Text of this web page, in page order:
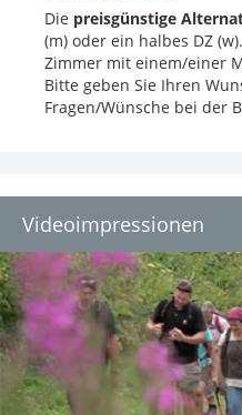
Die preisgünstige
(m) oder ein halbes DZ
Zimmer mit einem/einer
Bitte geben Sie Ihren
Fragen/Wünsche bei der
Videoimpressionen